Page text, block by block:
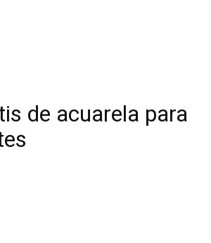
de acuarela para